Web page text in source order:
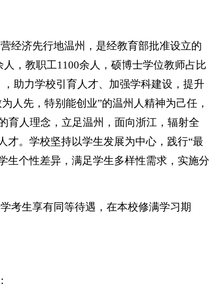
经济先行地温州，是经教育部批准设立的
，教职工1100余人，硕博士学位教师占比
助力学校引育人才、加强学科建设，提升
人先，特别能创业”的温州人精神为己任，
育人理念，立足温州，面向浙江，辐射全
才。学校坚持以学生发展为中心，践行“最
生个性差异，满足学生多样性需求，实施分
考生享有同等待遇，在本校修满学习期